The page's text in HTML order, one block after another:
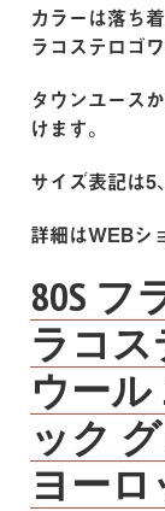
カラーは落ち
ラコステロゴ
タウンユース
けます。
サイズ表記は5
詳細はWEBシ
80S フ
ラコス
ウール
ック
ヨー